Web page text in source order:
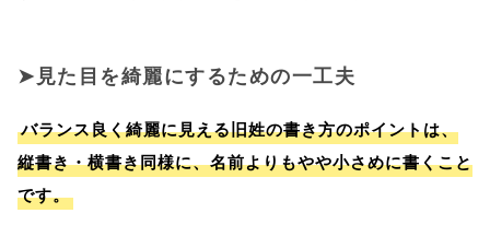
見た目を綺麗にするための一工夫
バランス良く綺麗に見える旧姓の書き方のポイントは、
縦書き・横書き同様に、名前よりもやや小さめに書くこと
です。